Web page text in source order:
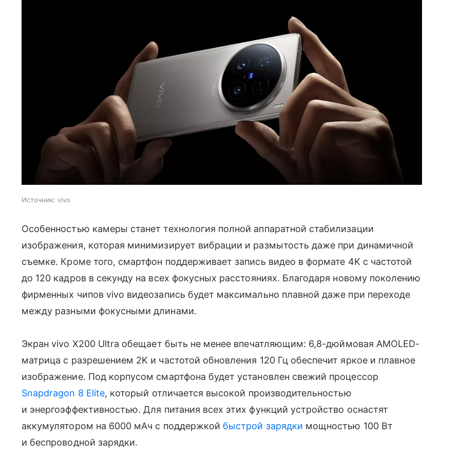
Источник: vivo
Особенностью камеры станет технология полной аппаратной стабилизации
изображения, которая минимизирует вибрации и размытость даже при динамичной
съемке. Кроме того, смартфон поддерживает запись видео в формате 4K с частотой
до 120 кадров в секунду на всех фокусных расстояниях. Благодаря новому поколению
фирменных чипов vivo видеозапись будет максимально плавной даже при переходе
между разными фокусными длинами.
Экран vivo X200 Ultra обещает быть не менее впечатляющим: 6,8-дюймовая AMOLED-
матрица с разрешением 2K и частотой обновления 120 Гц обеспечит яркое и плавное
изображение. Под корпусом смартфона будет установлен свежий процессор
Snapdragon 8 Elite, который отличается высокой производительностью
и энергоэффективностью. Для питания всех этих функций устройство оснастят
аккумулятором на 6000 мАч с поддержкой быстрой зарядки мощностью 100 Вт
и беспроводной зарядки.